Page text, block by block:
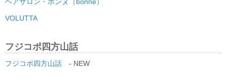
ヘアサロン・ボンヌ（bonne）
VOLUTTA
フジコポ四方山話
フジコポ四方山話 - NEW